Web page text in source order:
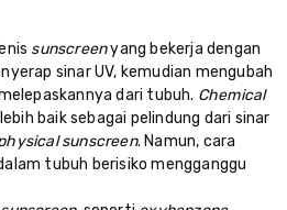
sunscreenyang bekerja dengan
sinar UV, kemudian mengubah
dari tubuh. Chemical
baik sebagai pelindung dari sinar
sunscreen. Namun, cara
tubuh berisiko mengganggu